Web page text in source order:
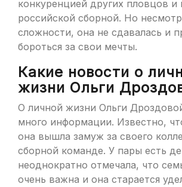
конкуренцией других пловцов и
российской сборной. Но
сложности, она не сдавалась и
бороться за свои мечты.
Какие новости о
жизни Ольги
О личной жизни Ольги
много информации. Известно,
она вышла замуж за своего
сборной команде. У пары есть
неоднократно отмечала, что
очень важна и она старается